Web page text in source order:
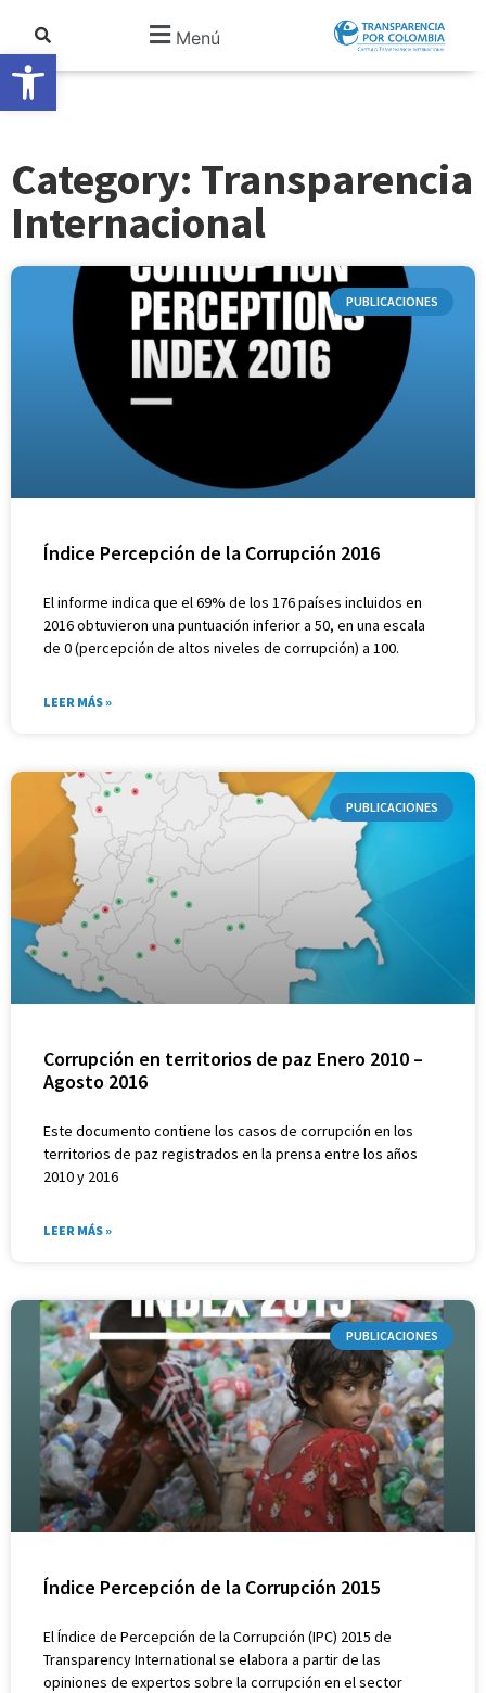
Abrir barra de herramientas
Menú
Category: Transparencia
Internacional
PUBLICACIONES
Índice Percepción de la Corrupción 2016
El informe indica que el 69% de los 176 países incluidos en
2016 obtuvieron una puntuación inferior a 50, en una escala
de 0 (percepción de altos niveles de corrupción) a 100.
LEER MÁS »
PUBLICACIONES
Corrupción en territorios de paz Enero 2010 –
Agosto 2016
Este documento contiene los casos de corrupción en los
territorios de paz registrados en la prensa entre los años
2010 y 2016
LEER MÁS »
PUBLICACIONES
Índice Percepción de la Corrupción 2015
El Índice de Percepción de la Corrupción (IPC) 2015 de
Transparency International se elabora a partir de las
opiniones de expertos sobre la corrupción en el sector